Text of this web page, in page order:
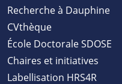
Recherche à Dauphine
CVthèque
École Doctorale SDOSE
Chaires et initiatives
Labellisation HRS4R